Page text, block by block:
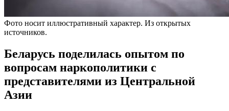
Фото носит иллюстративный характер. Из открытых
источников.
Беларусь поделилась опытом по
вопросам наркополитики с
представителями из Центральной
Азии